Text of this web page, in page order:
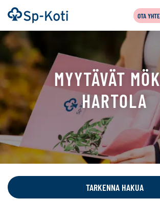
Siirry
sisältöön
Etusivu OTA
MYYTÄVÄT
HARTOLA
Tällä
sivulla
TARKENNA HAKUA